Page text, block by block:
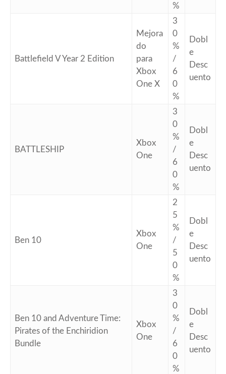
%
Battlefield V Year 2 Edition
Mejora
do
para
Xbox
One X
3
0
%
/
6
0
%
Dobl
e
Desc
uento
BATTLESHIP
Xbox
One
3
0
%
/
6
0
%
Dobl
e
Desc
uento
Ben 10
Xbox
One
2
5
%
/
5
0
%
Dobl
e
Desc
uento
Ben 10 and Adventure Time:
Pirates of the Enchiridion
Bundle
Xbox
One
3
0
%
/
6
0
%
Dobl
e
Desc
uento